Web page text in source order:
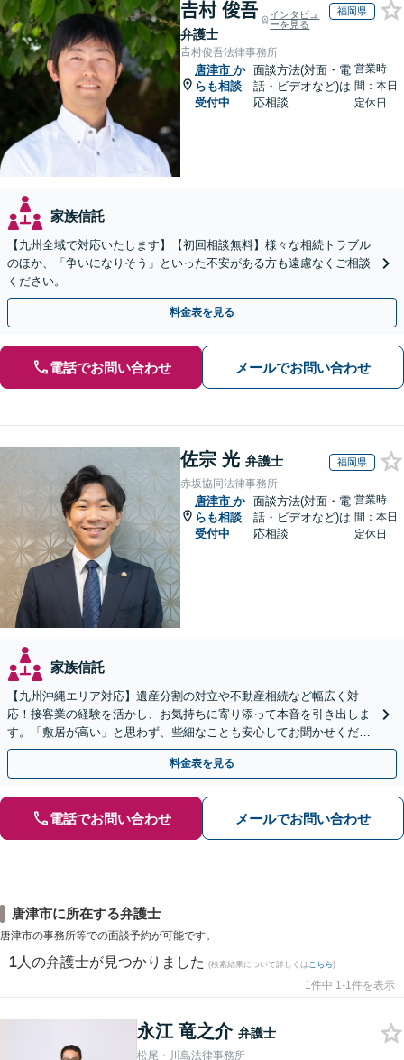
𠮷村 俊吾
弁護士
インタビュ
ーを見る
福岡県
𠮷村俊吾法律事務所
唐津市 か
らも相談
受付中
面談方法(対面・電
話・ビデオなど)は
応相談
営業時
間：本日
定休日
家族信託
【九州全域で対応いたします】【初回相談無料】様々な相続トラブル
のほか、「争いになりそう」といった不安がある方も遠慮なくご相談
ください。
料金表を見る
電話でお問い合わせ メールでお問い合わせ
佐宗 光 弁護士 福岡県
赤坂協同法律事務所
唐津市 か
らも相談
受付中
面談方法(対面・電
話・ビデオなど)は
応相談
営業時
間：本日
定休日
家族信託
【九州沖縄エリア対応】遺産分割の対立や不動産相続など幅広く対
応！接客業の経験を活かし、お気持ちに寄り添って本音を引き出しま
す。「敷居が高い」と思わず、些細なことも安心してお聞かせくださ
い【初回相談無料】【夜間・休日相談可】
料金表を見る
電話でお問い合わせ メールでお問い合わせ
唐津市に所在する弁護士
唐津市の事務所等での面談予約が可能です。
1 人の弁護士が見つかりました (検索結果について詳しくは こちら)
1件中 1-1件を表示
永江 竜之介 弁護士
松尾・川島法律事務所